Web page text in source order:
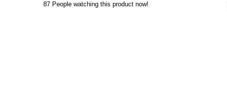
87 People watching this product now!